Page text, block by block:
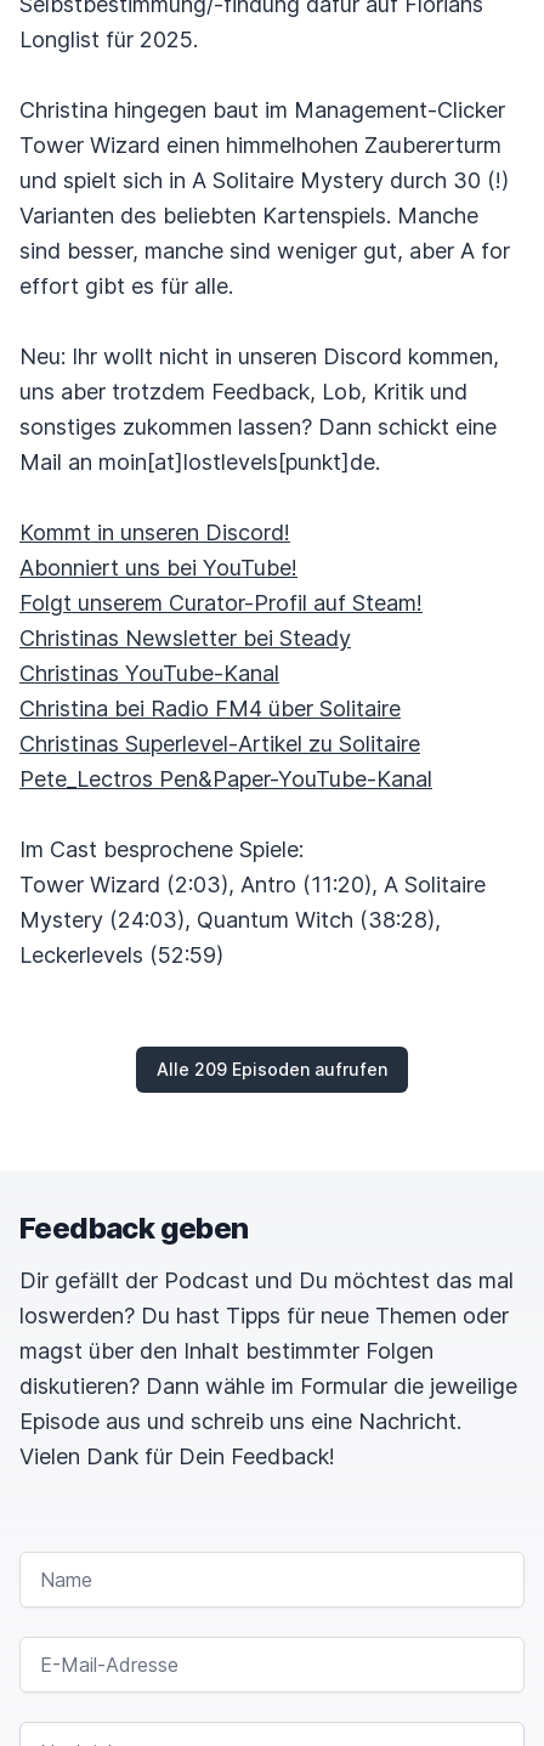
Longlist für 2025.
Christina hingegen baut im Management-Clicker
Tower Wizard einen himmelhohen Zaubererturm
und spielt sich in A Solitaire Mystery durch 30 (!)
Varianten des beliebten Kartenspiels. Manche
sind besser, manche sind weniger gut, aber A for
effort gibt es für alle.
Neu: Ihr wollt nicht in unseren Discord kommen,
uns aber trotzdem Feedback, Lob, Kritik und
sonstiges zukommen lassen? Dann schickt eine
Mail an moin[at]lostlevels[punkt]de.
Kommt in unseren Discord!
Abonniert uns bei YouTube!
Folgt unserem Curator-Profil auf Steam!
Christinas Newsletter bei Steady
Christinas YouTube-Kanal
Christina bei Radio FM4 über Solitaire
Christinas Superlevel-Artikel zu Solitaire
Pete_Lectros Pen&Paper-YouTube-Kanal
Im Cast besprochene Spiele:
Tower Wizard (2:03), Antro (11:20), A Solitaire
Mystery (24:03), Quantum Witch (38:28),
Leckerlevels (52:59)
Alle 209 Episoden aufrufen
Feedback geben
Dir gefällt der Podcast und Du möchtest das mal
loswerden? Du hast Tipps für neue Themen oder
magst über den Inhalt bestimmter Folgen
diskutieren? Dann wähle im Formular die jeweilige
Episode aus und schreib uns eine Nachricht.
Vielen Dank für Dein Feedback!
NAME
E-MAIL-ADRESSE
NACHRICHT